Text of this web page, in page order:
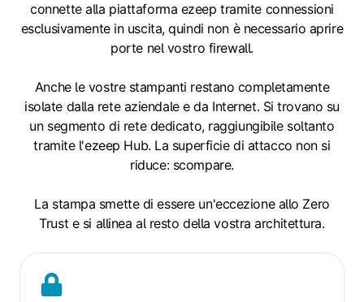
connette alla piattaforma ezeep tramite connessioni
esclusivamente in uscita, quindi non è necessario aprire
porte nel vostro firewall.
Anche le vostre stampanti restano completamente
isolate dalla rete aziendale e da Internet. Si trovano su
un segmento di rete dedicato, raggiungibile soltanto
tramite l'ezeep Hub. La superficie di attacco non si
riduce: scompare.
La stampa smette di essere un'eccezione allo Zero
Trust e si allinea al resto della vostra architettura.
Nessuna